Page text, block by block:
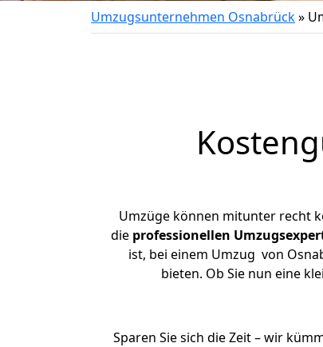
Umzugsunternehmen Osnabrück»
Umzüge können mitunter recht
die professionellen
ist, bei einem Umzug von
bieten. Ob Sie nun eine
Sparen Sie sich die Zeit – wir